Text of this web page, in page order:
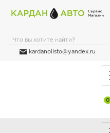
kardanoilsto@yandex.ru
0